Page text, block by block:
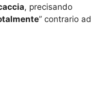
, precisando
” contrario ad